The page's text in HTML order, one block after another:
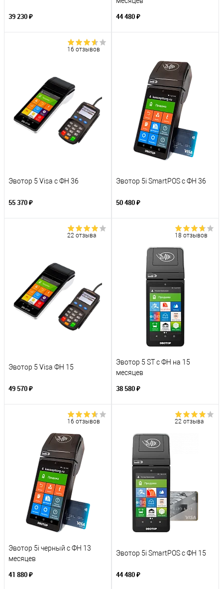
39 230 ₽ 44 480 ₽
16 отзывов
Эвотор 5 Visa с ФН 36
55 370 ₽
Эвотор 5i SmartPOS с ФН 36
50 480 ₽
22 отзыва
Эвотор 5 Visa ФН 15
49 570 ₽
18 отзывов
Эвотор 5 ST с ФН на 15
месяцев
38 580 ₽
16 отзывов
Эвотор 5i черный с ФН 13
месяцев
41 880 ₽
22 отзыва
Эвотор 5i SmartPOS с ФН 15
44 480 ₽